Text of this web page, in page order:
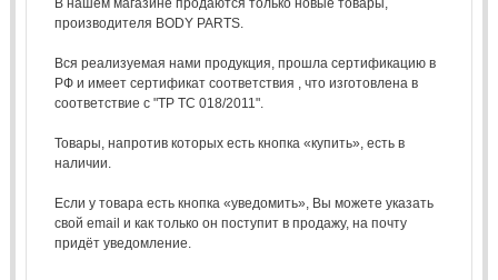
В нашем магазине продаются только новые товары,
производителя BODY PARTS.
Вся реализуемая нами продукция, прошла сертификацию в
РФ и имеет сертификат соответствия , что изготовлена в
соответствие с "ТР ТС 018/2011".
Товары, напротив которых есть кнопка «купить», есть в
наличии.
Если у товара есть кнопка «уведомить», Вы можете указать
свой email и как только он поступит в продажу, на почту
придёт уведомление.